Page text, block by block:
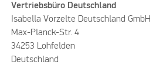
Vertriebsbüro Deutschland
Isabella Vorzelte Deutschland GmbH
Max-Planck-Str. 4
34253 Lohfelden
Deutschland